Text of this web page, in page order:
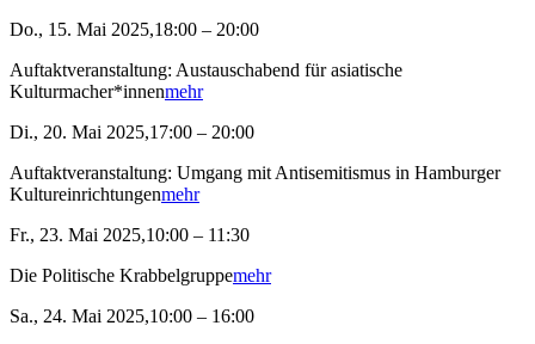
Do., 15. Mai 2025,18:00 – 20:00
Auftaktveranstaltung: Austauschabend für asiatische
Kulturmacher*innenmehr
Di., 20. Mai 2025,17:00 – 20:00
Auftaktveranstaltung: Umgang mit Antisemitismus in Hamburger
Kultureinrichtungenmehr
Fr., 23. Mai 2025,10:00 – 11:30
Die Politische Krabbelgruppemehr
Sa., 24. Mai 2025,10:00 – 16:00